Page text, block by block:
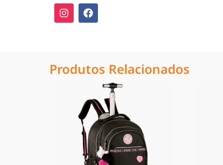
Produtos Relacionados